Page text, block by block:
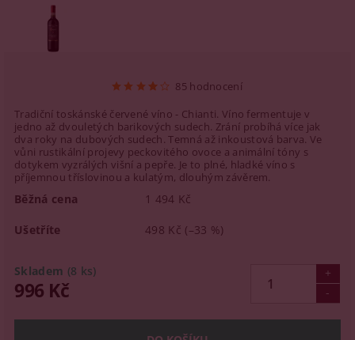
85 hodnocení
Tradiční toskánské červené víno - Chianti. Víno fermentuje v
jedno až dvouletých barikových sudech. Zrání probíhá více jak
dva roky na dubových sudech. Temná až inkoustová barva. Ve
vůni rustikální projevy peckovitého ovoce a animální tóny s
dotykem vyzrálých višní a pepře. Je to plné, hladké víno s
příjemnou tříslovinou a kulatým, dlouhým závěrem.
Skladem (8 ks)
Běžná cena 1 494 Kč
Ušetříte 498 Kč (–33 %)
996 Kč